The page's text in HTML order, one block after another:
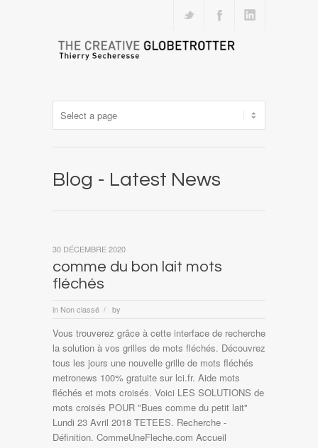
Blog - Latest News
comme du bon lait mots
fléchés
in Non classé / by
30 DÉCEMBRE 2020
Vous trouverez grâce à cette interface de recherche
la solution à vos grilles de mots fléchés. Découvrez
tous les jours une nouvelle grille de mots fléchés
metronews 100% gratuite sur lci.fr. Aide mots
fléchés et mots croisés. Voici LES SOLUTIONS de
mots croisés POUR "Bues comme du petit lait"
Lundi 23 Avril 2018 TETEES. Recherche -
Définition. CommeUneFleche.com Accueil